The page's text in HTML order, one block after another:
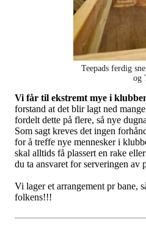
Teepads ferdig
og
Vi får til ekstremt mye i
forstand at det blir lagt ned
fordelt dette på flere, så nye
Som sagt kreves det ingen
for å treffe nye mennesker i
skal alltids få plassert en rake
du ta ansvaret for serveringen av
Vi lager et arrangement pr bane,
folkens!!!